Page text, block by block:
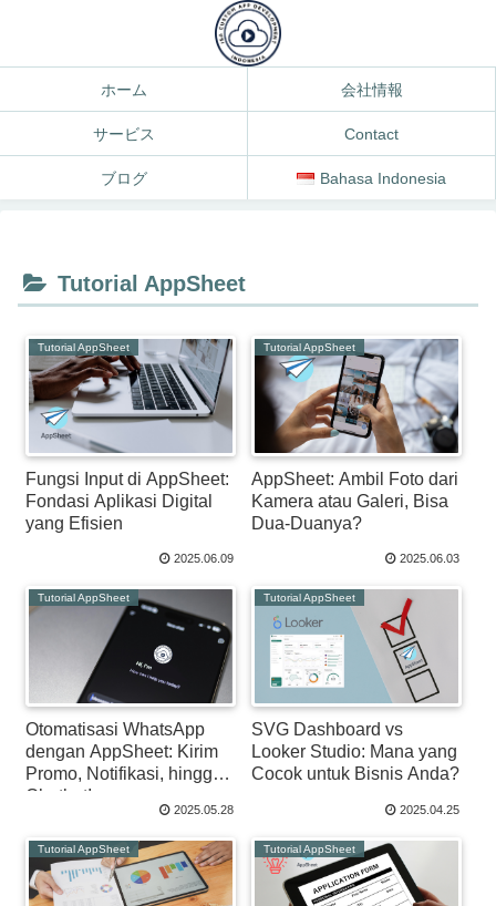
ホーム 会社情報
サービス Contact
ブログ Bahasa Indonesia
Tutorial AppSheet
Tutorial AppSheet
Fungsi Input di AppSheet:
Fondasi Aplikasi Digital
yang Efisien
2025.06.09
Tutorial AppSheet
AppSheet: Ambil Foto dari
Kamera atau Galeri, Bisa
Dua-Duanya?
2025.06.03
Tutorial AppSheet
Otomatisasi WhatsApp
dengan AppSheet: Kirim
Promo, Notifikasi, hingga
Chatbot!
2025.05.28
Tutorial AppSheet
SVG Dashboard vs
Looker Studio: Mana yang
Cocok untuk Bisnis Anda?
2025.04.25
Tutorial AppSheet Tutorial AppSheet